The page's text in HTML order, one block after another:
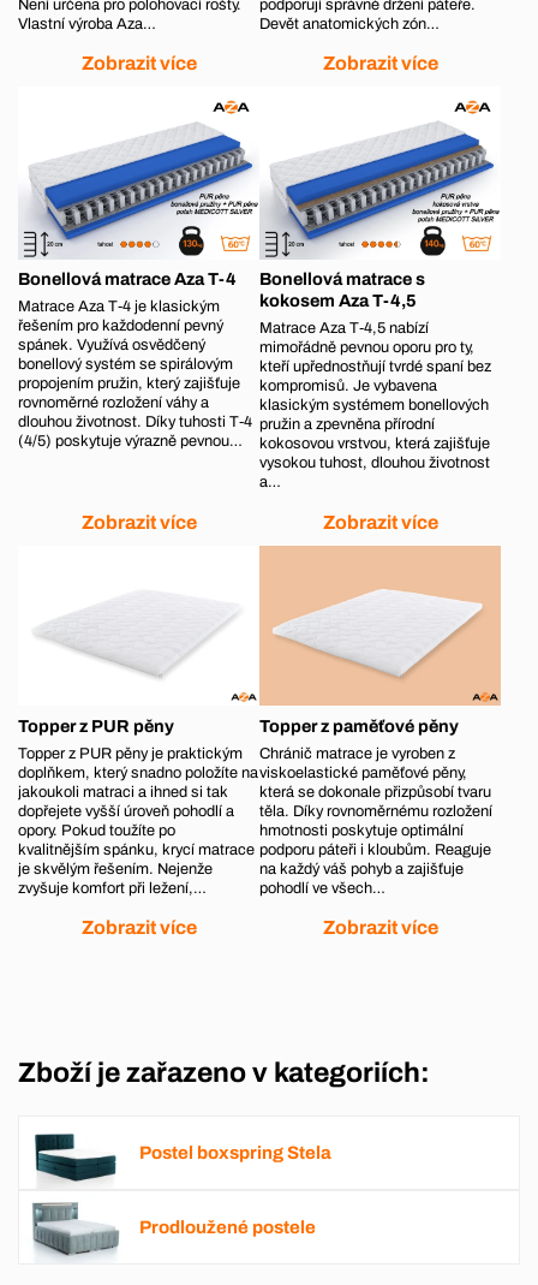
Není určena pro polohovací rošty.
Vlastní výroba Aza…
Zobrazit více
podporují správné držení páteře.
Devět anatomických zón…
Zobrazit více
Bonellová matrace Aza T-4
Matrace Aza T‑4 je klasickým
řešením pro každodenní pevný
spánek. Využívá osvědčený
bonellový systém se spirálovým
propojením pružin, který zajišťuje
rovnoměrné rozložení váhy a
dlouhou životnost. Díky tuhosti T‑4
(4/5) poskytuje výrazně pevnou…
Zobrazit více
Bonellová matrace s
kokosem Aza T-4,5
Matrace Aza T‑4,5 nabízí
mimořádně pevnou oporu pro ty,
kteří upřednostňují tvrdé spaní bez
kompromisů. Je vybavena
klasickým systémem bonellových
pružin a zpevněna přírodní
kokosovou vrstvou, která zajišťuje
vysokou tuhost, dlouhou životnost
a…
Zobrazit více
Topper z PUR pěny
Topper z PUR pěny je praktickým
doplňkem, který snadno položíte na
jakoukoli matraci a ihned si tak
dopřejete vyšší úroveň pohodlí a
opory. Pokud toužíte po
kvalitnějším spánku, krycí matrace
je skvělým řešením. Nejenže
zvyšuje komfort při ležení,…
Zobrazit více
Topper z paměťové pěny
Chránič matrace je vyroben z
viskoelastické paměťové pěny,
která se dokonale přizpůsobí tvaru
těla. Díky rovnoměrnému rozložení
hmotnosti poskytuje optimální
podporu páteři i kloubům. Reaguje
na každý váš pohyb a zajišťuje
pohodlí ve všech…
Zobrazit více
Zboží je zařazeno v kategoriích:
Postel boxspring Stela
Prodloužené postele